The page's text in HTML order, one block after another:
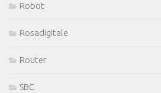
Robot
Rosadigitale
Router
SBC